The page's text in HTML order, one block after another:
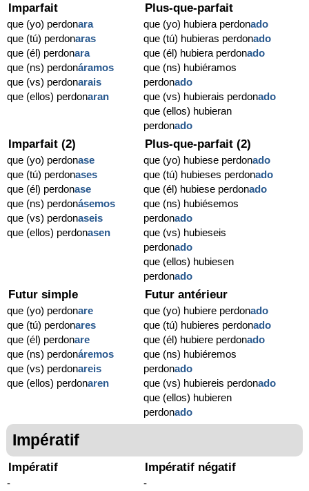
Imparfait
que (yo) perdonara
que (tú) perdonaras
que (él) perdonara
que (ns) perdonáramos
que (vs) perdonarais
que (ellos) perdonaran
Plus-que-parfait
que (yo) hubiera perdonado
que (tú) hubieras perdonado
que (él) hubiera perdonado
que (ns) hubiéramos
perdonado
que (vs) hubierais perdonado
que (ellos) hubieran
perdonado
Imparfait (2)
que (yo) perdonase
que (tú) perdonases
que (él) perdonase
que (ns) perdonásemos
que (vs) perdonaseis
que (ellos) perdonasen
Plus-que-parfait (2)
que (yo) hubiese perdonado
que (tú) hubieses perdonado
que (él) hubiese perdonado
que (ns) hubiésemos
perdonado
que (vs) hubieseis
perdonado
que (ellos) hubiesen
perdonado
Futur simple
que (yo) perdonare
que (tú) perdonares
que (él) perdonare
que (ns) perdonáremos
que (vs) perdonareis
que (ellos) perdonaren
Futur antérieur
que (yo) hubiere perdonado
que (tú) hubieres perdonado
que (él) hubiere perdonado
que (ns) hubiéremos
perdonado
que (vs) hubiereis perdonado
que (ellos) hubieren
perdonado
Impératif
Impératif
-
Impératif négatif
-